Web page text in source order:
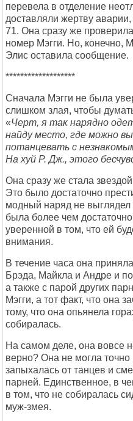
перевела в отделение
доставляли жертву
71. Она сразу же
номер Мэгги. Но, конечно,
Элис оставила сообщение.
*******************
Сначала Мэгги не была
слишком злая, чтобы
«Черт, я так нарядно
найду место, где можно
потанцевать с
На хуй Р. Дж., этого
Она сразу же стала
Это было достаточно
модный наряд не
была более чем
уверенной в том, что ей
внимания.
В течение часа она
Брэда, Майкла и Андре и
а также с парой других
Мэгги, а тот факт, что она
тому, что она опьянела
собиралась.
На самом деле, она вовсе
верно? Она не могла точно
запыхалась от танцев и
парней. Единственное, в
в том, что не собиралась
муж-змея.